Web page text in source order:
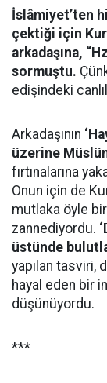
İslâmiyet’ten
çektiği için
arkadaşına,
sormuştu.
edişindeki
Arkadaşının
üzerine
fırtınalarına
Onun için de
mutlaka öyle bir
zannediyordu.
üstünde
yapılan tasviri,
hayal eden bir
düşünüyordu.
***